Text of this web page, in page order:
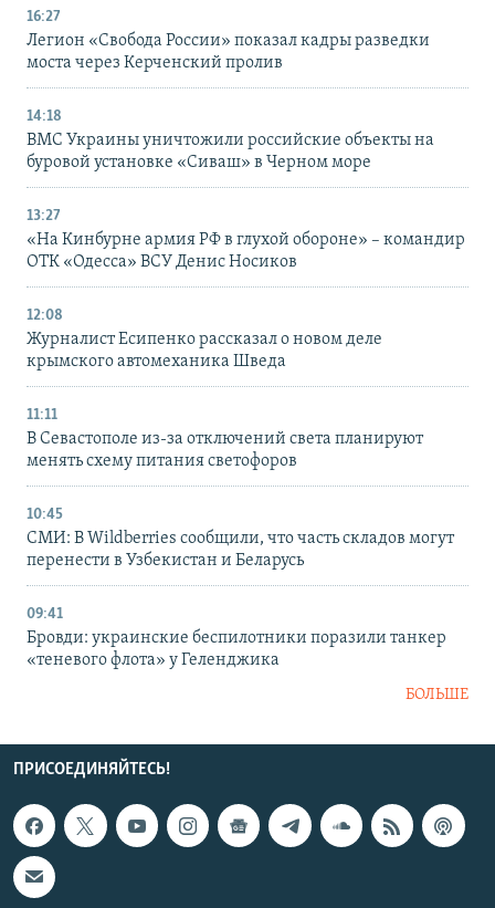
16:27
Легион «Свобода России» показал кадры разведки
моста через Керченский пролив
14:18
ВМС Украины уничтожили российские объекты на
буровой установке «Сиваш» в Черном море
13:27
«На Кинбурне армия РФ в глухой обороне» – командир
ОТК «Одесса» ВСУ Денис Носиков
12:08
Журналист Есипенко рассказал о новом деле
крымского автомеханика Шведа
11:11
В Севастополе из-за отключений света планируют
менять схему питания светофоров
10:45
СМИ: В Wildberries сообщили, что часть складов могут
перенести в Узбекистан и Беларусь
09:41
Бровди: украинские беспилотники поразили танкер
«теневого флота» у Геленджика
БОЛЬШЕ
ПРИСОЕДИНЯЙТЕСЬ!